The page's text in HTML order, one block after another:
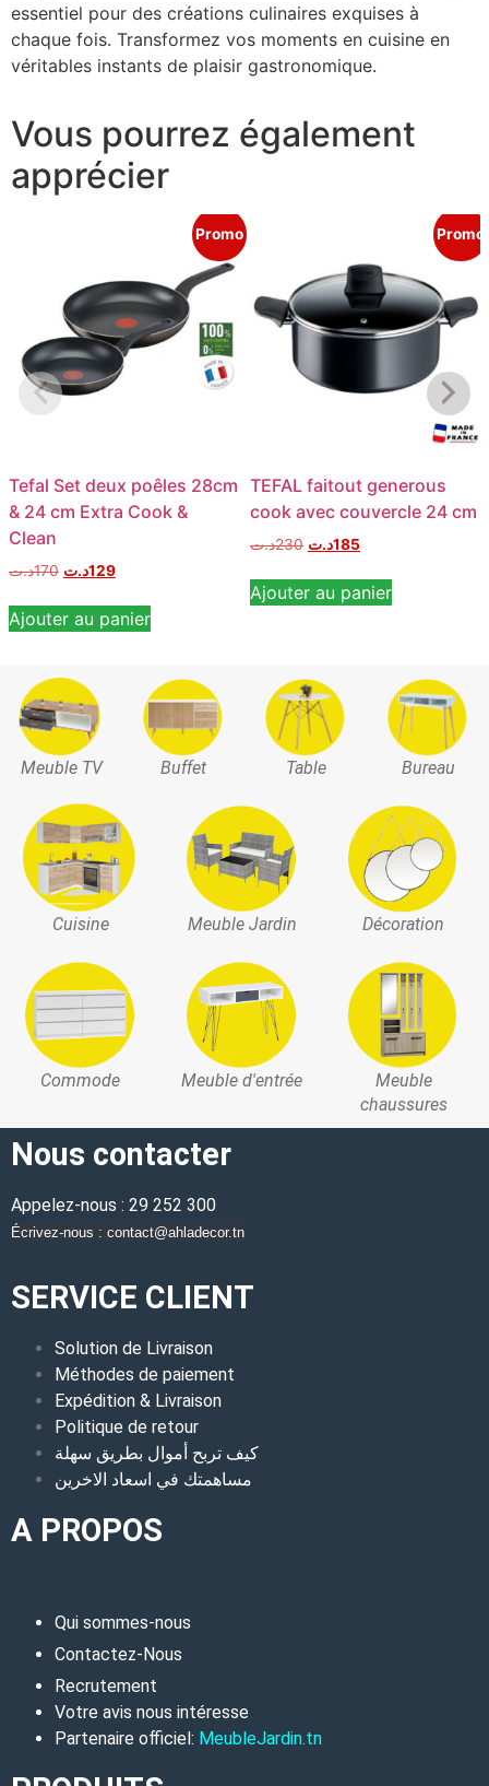
essentiel pour des créations culinaires exquises à
chaque fois. Transformez vos moments en cuisine en
véritables instants de plaisir gastronomique.
Vous pourrez également
apprécier
Promo
Tefal Set deux poêles 28cm
& 24 cm Extra Cook &
Clean
170د.ت 129د.ت
Ajouter au panier
Promo
TEFAL faitout generous
cook avec couvercle 24 cm
230د.ت 185د.ت
Ajouter au panier
Meuble TV Buffet Table Bureau
Cuisine Meuble Jardin Décoration
Commode Meuble d'entrée
Meuble
chaussures
Nous contacter
Appelez-nous : 29 252 300
Écrivez-nous : contact@ahladecor.tn
SERVICE CLIENT
Solution de Livraison
Méthodes de paiement
Expédition & Livraison
Politique de retour
كيف تربح أموال بطريق سهلة
مساهمتك في اسعاد الاخرين
A PROPOS
Qui sommes-nous
Contactez-Nous
Recrutement
Votre avis nous intéresse
Partenaire officiel: MeubleJardin.tn